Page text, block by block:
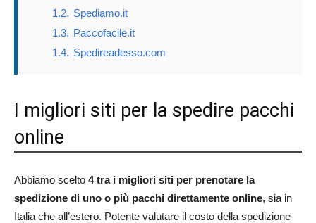
1.2. Spediamo.it
1.3. Paccofacile.it
1.4. Spedireadesso.com
I migliori siti per la spedire pacchi
online
Abbiamo scelto 4 tra i migliori siti per prenotare la
spedizione di uno o più pacchi direttamente online, sia in
Italia che all’estero. Potente valutare il costo della spedizione